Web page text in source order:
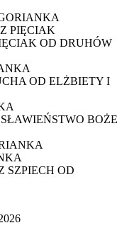
PIĘCIAK
OD DRUHÓW
OD ELŻBIETY I
BOŻE
SZPIECH OD